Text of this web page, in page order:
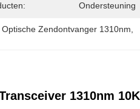
Ondersteuning
Optische Zendontvanger 1310nm
1310nm